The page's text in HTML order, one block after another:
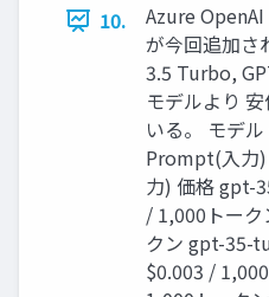
10.
Azure
が今回追加さ
3.5 Turbo,
モデルより
いる。 モデ
Prompt(入力
力) 価格 gpt-
/ 1,000トー
クン gpt-35-
$0.003 /